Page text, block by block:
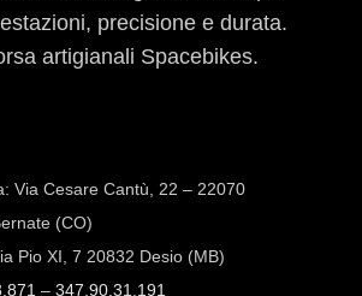
precisione e durata.
artigianali Spacebikes.
Via Cesare Cantù, 22 – 22070
(CO)
Pio XI, 7 20832 Desio (MB)
– 347.90.31.191